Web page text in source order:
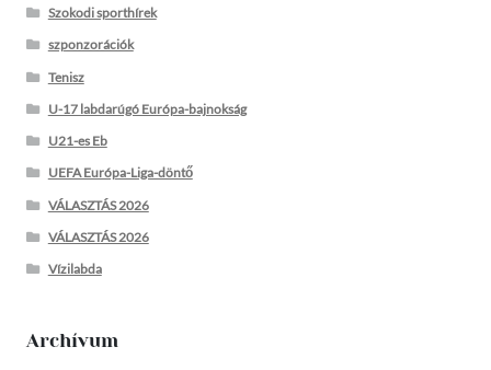
Szokodi sporthírek
szponzorációk
Tenisz
U-17 labdarúgó Európa-bajnokság
U21-es Eb
UEFA Európa-Liga-döntő
VÁLASZTÁS 2026
VÁLASZTÁS 2026
Vízilabda
Archívum